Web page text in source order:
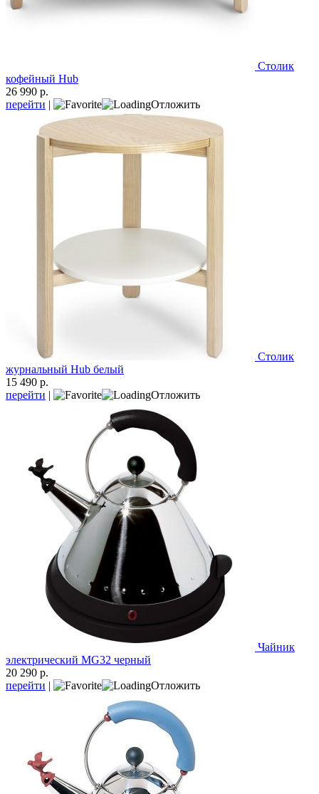
Столик
кофейный Hub
26 990 р.
перейти | Отложить
Столик
журнальный Hub белый
15 490 р.
перейти | Отложить
Чайник
электрический MG32 черный
20 290 р.
перейти | Отложить